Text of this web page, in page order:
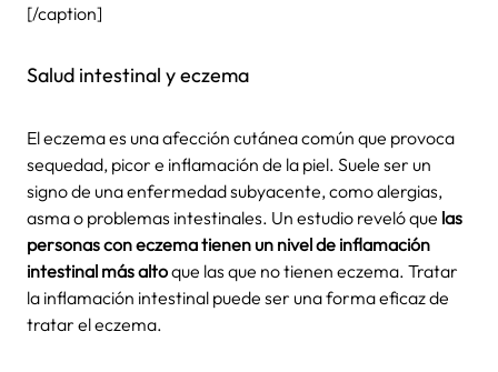
[/caption]
Salud intestinal y eczema
El eczema es una afección cutánea común que provoca
sequedad, picor e inflamación de la piel. Suele ser un
signo de una enfermedad subyacente, como alergias,
asma o problemas intestinales. Un estudio reveló que las
personas con eczema tienen un nivel de inflamación
intestinal más altoque las que no tienen eczema. Tratar
la inflamación intestinal puede ser una forma eficaz de
tratar el eczema.